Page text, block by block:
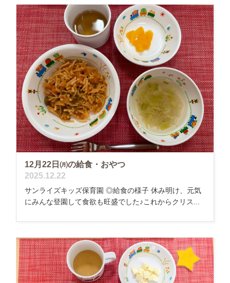
12月22日㈪の給食・おやつ
2025.12.22
サンライズキッズ保育園 ◎給食の様子 休み明け、元気
にみんな登園して食欲も旺盛でした♪これからクリス...